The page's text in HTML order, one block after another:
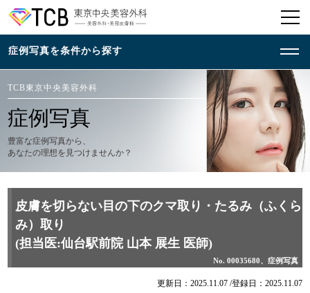
TCB東京中央美容外科
症例写真
豊富な症例写真から、
あなたの理想を見つけませんか？
皮膚を切らない目の下のクマ取り・たるみ（ふくら
み）取り
(担当医:仙台駅前院 山本 展生 医師)
No. 00035680、症例写真
更新日：2025.11.07 /登録日：2025.11.07